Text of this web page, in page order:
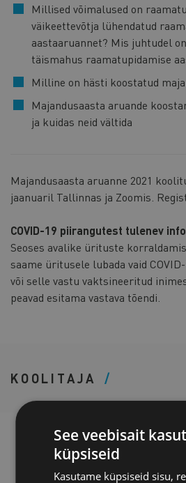
Millised võimalused on
väikeettevõtja lühendatud
aastaaruannet? Mis juhtudel
täismahus raamatupidamise
Milline on hästi koostatud
Majandusaasta aruande
ja kuidas neid vältida
Majandusaasta aruanne 2021
jaanuaril Tallinnas ja Zoomis.
COVID-19 piirangutest tulenev info
Seoses avalike ürituste
saame üritusele lubada vaid
või selle vastu vaktsineeritud
peavad esitama vastava tõendi.
KOOLITAJA
Anne
hinnatud
See veebisait
küpsiseid
Kasutame küpsiseid sisu,